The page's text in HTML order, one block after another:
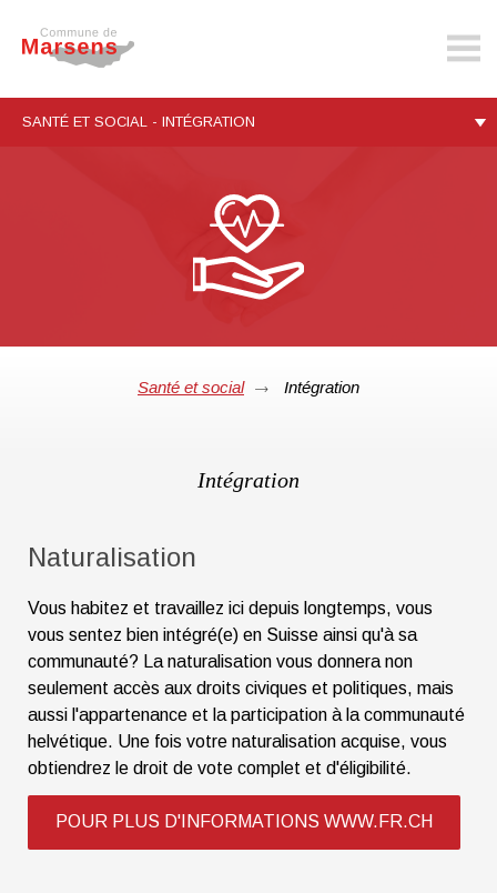
SANTÉ ET SOCIAL - INTÉGRATION
Santé et social Intégration
Intégration
Naturalisation
Vous habitez et travaillez ici depuis longtemps, vous
vous sentez bien intégré(e) en Suisse ainsi qu'à sa
communauté? La naturalisation vous donnera non
seulement accès aux droits civiques et politiques, mais
aussi l'appartenance et la participation à la communauté
helvétique. Une fois votre naturalisation acquise, vous
obtiendrez le droit de vote complet et d'éligibilité.
POUR PLUS D'INFORMATIONS WWW.FR.CH